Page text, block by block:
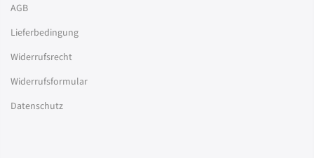
AGB
Lieferbedingung
Widerrufsrecht
Widerrufsformular
Datenschutz